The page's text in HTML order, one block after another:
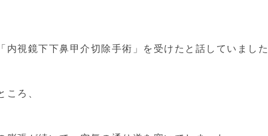
視鏡下下鼻甲介切除手術」を受けたと話していまし
ころ、